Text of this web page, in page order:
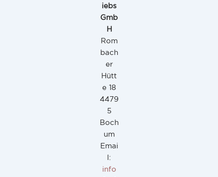
iebs
Gmb
H
Rom
bach
er
Hütt
e 18
4479
5
Boch
um
Emai
l:
info